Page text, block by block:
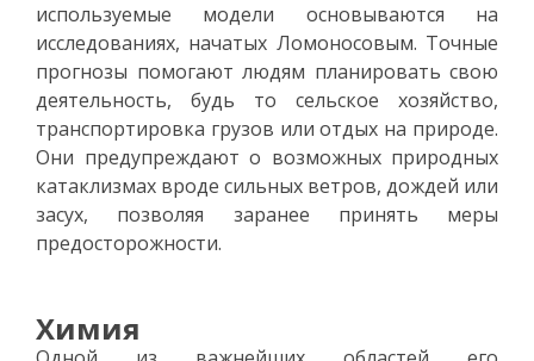
используемые модели основываются на
исследованиях, начатых Ломоносовым. Точные
прогнозы помогают людям планировать свою
деятельность, будь то сельское хозяйство,
транспортировка грузов или отдых на природе.
Они предупреждают о возможных природных
катаклизмах вроде сильных ветров, дождей или
засух, позволяя заранее принять меры
предосторожности.
Химия